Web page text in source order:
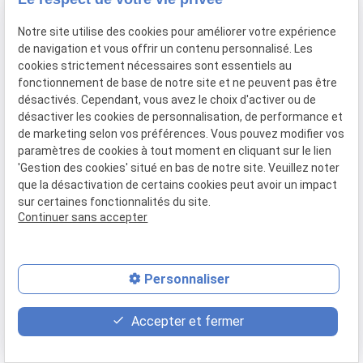
Contact
Plan du site
Mentions légales
Politique de confidentialité
Gestion des cookies
Me contacter
02 31 86 73 11
institutspacocooning@gmail.com
event
Rendez-vous
contact_page
Contact
phone
02 31 86 73 11
Notre site utilise des cookies pour améliorer votre expérience
de navigation et vous offrir un contenu personnalisé. Les
cookies strictement nécessaires sont essentiels au
fonctionnement de base de notre site et ne peuvent pas être
désactivés. Cependant, vous avez le choix d'activer ou de
désactiver les cookies de personnalisation, de performance et
de marketing selon vos préférences. Vous pouvez modifier vos
paramètres de cookies à tout moment en cliquant sur le lien
'Gestion des cookies' situé en bas de notre site. Veuillez noter
que la désactivation de certains cookies peut avoir un impact
sur certaines fonctionnalités du site.
Continuer sans accepter
Personnaliser
Accepter et fermer